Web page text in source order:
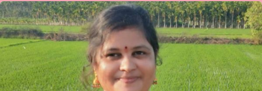
ಭವ್ಯ
ಸುಧಾಕರಜಗಮನೆ
ಅವರ
ಕವಿತೆ-
ಹೆಣ್ಣು